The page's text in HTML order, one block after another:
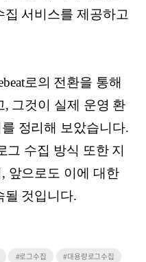
집 서비스를 제공하고
로의 전환을 통해
그것이 실제 운영 환
정리해 보았습니다.
그 수집 방식 또한 지
앞으로도 이에 대한
될 것입니다.
#로그수집
#대용량로그수집